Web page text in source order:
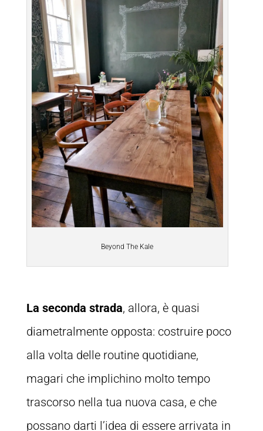
Beyond The Kale
La seconda strada, allora, è quasi
diametralmente opposta: costruire poco
alla volta delle routine quotidiane,
magari che implichino molto tempo
trascorso nella tua nuova casa, e che
possano darti l’idea di essere arrivata in